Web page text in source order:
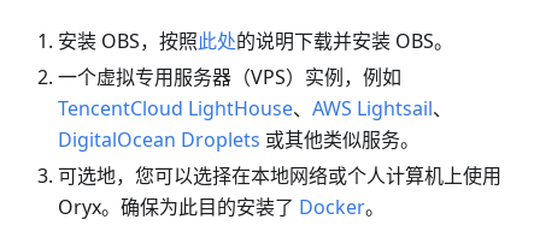
安装 OBS，按照此处的说明下载并安装 OBS。
一个虚拟专用服务器（VPS）实例，例如
TencentCloud LightHouse、 AWS Lightsail、
DigitalOcean Droplets 或其他类似服务。
可选地，您可以选择在本地网络或个人计算机上使用
Oryx。确保为此目的安装了 Docker。